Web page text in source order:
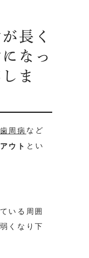
長く
なっ
ま
歯周病 など
ウト とい
いる周囲
くなり下